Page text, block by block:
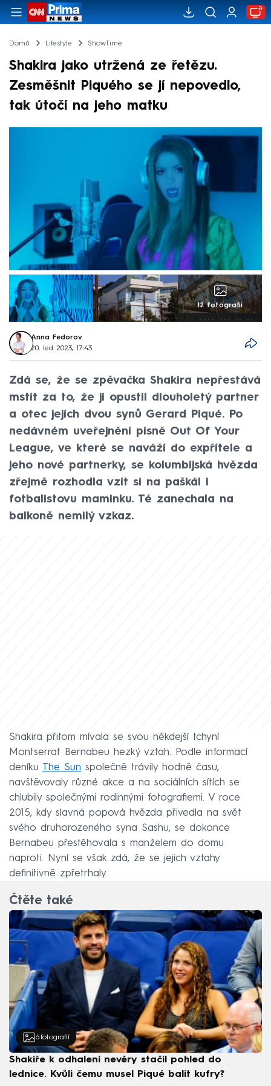
Domů Lifestyle ShowTime
Shakira jako utržená ze řetězu.
Zesměšnit Piquého se jí nepovedlo,
tak útočí na jeho matku
12 fotografií
Anna Fedorov
20. led 2023, 17:43
Zdá se, že se zpěvačka Shakira nepřestává
mstít za to, že ji opustil dlouholetý partner
a otec jejích dvou synů Gerard Piqué. Po
nedávném uveřejnění písně Out Of Your
League, ve které se naváží do expřítele a
jeho nové partnerky, se kolumbijská hvězda
zřejmě rozhodla vzít si na paškál i
fotbalistovu maminku. Té zanechala na
balkoně nemilý vzkaz.
Shakira přitom mívala se svou někdejší tchyní
Montserrat Bernabeu hezký vztah. Podle informací
deníku The Sun společně trávily hodně času,
navštěvovaly různé akce a na sociálních sítích se
chlubily společnými rodinnými fotografiemi. V roce
2015, kdy slavná popová hvězda přivedla na svět
svého druhorozeného syna Sashu, se dokonce
Bernabeu přestěhovala s manželem do domu
naproti. Nyní se však zdá, že se jejich vztahy
definitivně zpřetrhaly.
Čtěte také
6 fotografií
Shakiře k odhalení nevěry stačil pohled do
lednice. Kvůli čemu musel Piqué balit kufry?